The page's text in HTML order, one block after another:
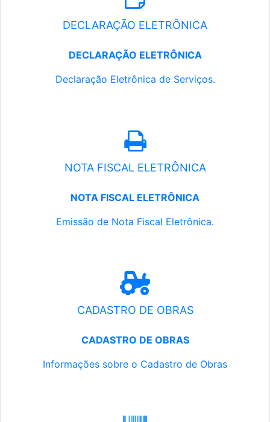
DECLARAÇÃO ELETRÔNICA
DECLARAÇÃO ELETRÔNICA
Declaração Eletrônica de Serviços.
NOTA FISCAL ELETRÔNICA
NOTA FISCAL ELETRÔNICA
Emissão de Nota Fiscal Eletrônica.
CADASTRO DE OBRAS
CADASTRO DE OBRAS
Informações sobre o Cadastro de Obras